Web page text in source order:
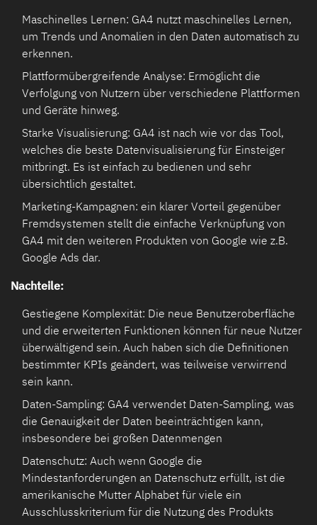
Maschinelles Lernen: GA4 nutzt maschinelles Lernen,
um Trends und Anomalien in den Daten automatisch zu
erkennen.
Plattformübergreifende Analyse: Ermöglicht die
Verfolgung von Nutzern über verschiedene Plattformen
und Geräte hinweg.
Starke Visualisierung: GA4 ist nach wie vor das Tool,
welches die beste Datenvisualisierung für Einsteiger
mitbringt. Es ist einfach zu bedienen und sehr
übersichtlich gestaltet.
Marketing-Kampagnen: ein klarer Vorteil gegenüber
Fremdsystemen stellt die einfache Verknüpfung von
GA4 mit den weiteren Produkten von Google wie z.B.
Google Ads dar.
Nachteile:
Gestiegene Komplexität: Die neue Benutzeroberfläche
und die erweiterten Funktionen können für neue Nutzer
überwältigend sein. Auch haben sich die Definitionen
bestimmter KPIs geändert, was teilweise verwirrend
sein kann.
Daten-Sampling: GA4 verwendet Daten-Sampling, was
die Genauigkeit der Daten beeinträchtigen kann,
insbesondere bei großen Datenmengen
Datenschutz: Auch wenn Google die
Mindestanforderungen an Datenschutz erfüllt, ist die
amerikanische Mutter Alphabet für viele ein
Ausschlusskriterium für die Nutzung des Produkts